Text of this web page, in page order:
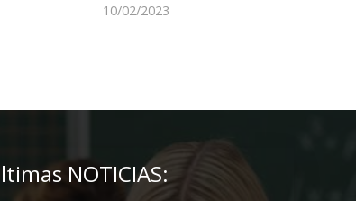
10/02/2023
NOTICIAS: